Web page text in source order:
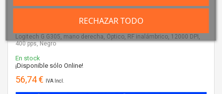
Logitech G G305 ratón mano derecha RF inalámbrico
Logitech G G305, mano derecha, Óptico, RF inalámbrico, 12000 DPI,
400 pps, Negro
En stock
¡Disponible sólo Online!
56,74 € IVA Incl.
RECHAZAR TODO